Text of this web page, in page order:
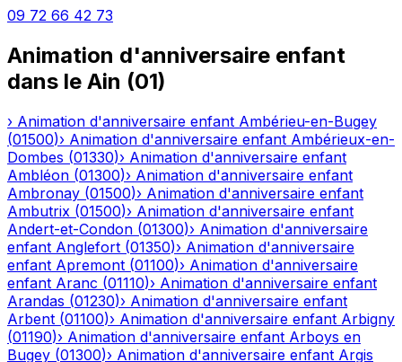
09 72 66 42 73
Animation d'anniversaire enfant
dans le Ain (01)
› Animation d'anniversaire enfant Ambérieu-en-Bugey
(01500)› Animation d'anniversaire enfant Ambérieux-en-
Dombes (01330)› Animation d'anniversaire enfant
Ambléon (01300)› Animation d'anniversaire enfant
Ambronay (01500)› Animation d'anniversaire enfant
Ambutrix (01500)› Animation d'anniversaire enfant
Andert-et-Condon (01300)› Animation d'anniversaire
enfant Anglefort (01350)› Animation d'anniversaire
enfant Apremont (01100)› Animation d'anniversaire
enfant Aranc (01110)› Animation d'anniversaire enfant
Arandas (01230)› Animation d'anniversaire enfant
Arbent (01100)› Animation d'anniversaire enfant Arbigny
(01190)› Animation d'anniversaire enfant Arboys en
Bugey (01300)› Animation d'anniversaire enfant Argis